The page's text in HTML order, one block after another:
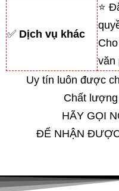
✅ Dịch vụ khác
⭐
văn
Uy tín luôn được
Chất
HÃY GỌI
ĐỂ NHẬN